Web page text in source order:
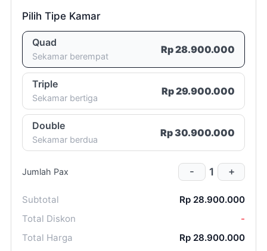
minggu
100% (seratus persen)
Room List
Pilih Tipe Kamar
Quad
Sekamar berempat
Rp 28.900.000
Triple
Sekamar bertiga
Rp 29.900.000
Double
Sekamar berdua
Rp 30.900.000
Jumlah Pax - 1 +
Subtotal
Rp 28.900.000
Total Diskon
-
Total Harga
Rp 28.900.000